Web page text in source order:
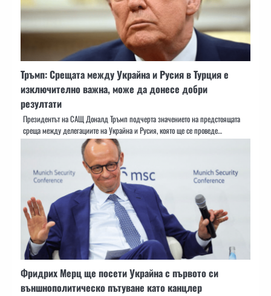
Тръмп: Срещата между Украйна и Русия в Турция е
изключително важна, може да донесе добри
резултати
Президентът на САЩ Доналд Тръмп подчерта значението на предстоящата
среща между делегациите на Украйна и Русия, която ще се проведе…
Фридрих Мерц ще посети Украйна с първото си
външнополитическо пътуване като канцлер